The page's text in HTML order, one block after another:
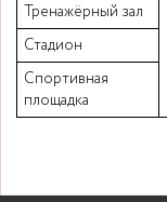
Тренажёрный зал
Стадион
Спортивная
площадка